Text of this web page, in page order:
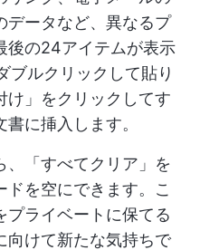
データなど、異なるプ
後の24アイテムが表示
ブルクリックして貼り
け」をクリックしてす
に挿入します。
、「すべてクリア」を
を空にできます。こ
プライベートに保てる
向けて新たな気持ちで